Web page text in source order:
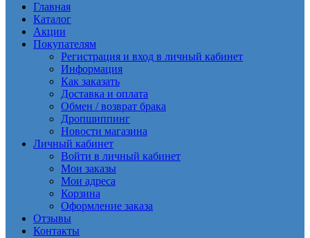
Главная
Каталог
Акции
Покупателям
Регистрация и вход в личный кабинет
Информация
Как заказать
Доставка и оплата
Обмен / возврат брака
Дропшиппинг
Новости магазина
Личный кабинет
Войти в личный кабинет
Мои заказы
Мои адреса
Корзина
Оформление заказа
Отзывы
Контакты